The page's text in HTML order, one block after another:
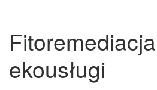
ekousługi